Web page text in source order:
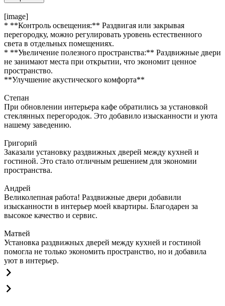
[image]
* **Контроль освещения:** Раздвигая или закрывая
перегородку, можно регулировать уровень естественного
света в отдельных помещениях.
* **Увеличение полезного пространства:** Раздвижные двери
не занимают места при открытии, что экономит ценное
пространство.
**Улучшение акустического комфорта**
Степан
При обновлении интерьера кафе обратились за установкой
стеклянных перегородок. Это добавило изысканности и уюта
нашему заведению.
Григорий
Заказали установку раздвижных дверей между кухней и
гостиной. Это стало отличным решением для экономии
пространства.
Андрей
Великолепная работа! Раздвижные двери добавили
изысканности в интерьер моей квартиры. Благодарен за
высокое качество и сервис.
Матвей
Установка раздвижных дверей между кухней и гостиной
помогла не только экономить пространство, но и добавила
уют в интерьер.